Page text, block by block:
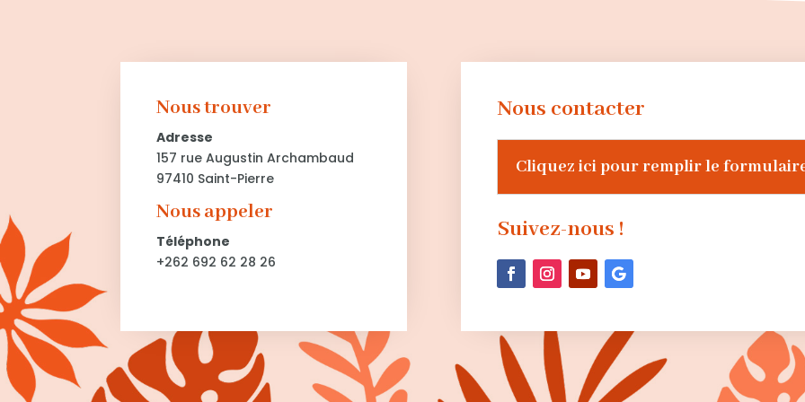
Nous trouver
Adresse
157 rue Augustin Archambaud
97410 Saint-Pierre
Nous appeler
Téléphone
+262 692 62 28 26
Nous contacter
Cliquez ici pour remplir le
Suivez-nous !